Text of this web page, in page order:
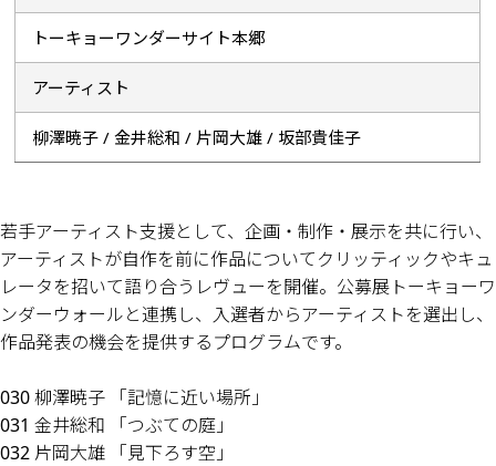
トーキョーワンダーサイト本郷
アーティスト
柳澤暁子 / 金井総和 / 片岡大雄 / 坂部貴佳子
若手アーティスト支援として、企画・制作・展示を共に行い、
アーティストが自作を前に作品についてクリッティックやキュ
レータを招いて語り合うレヴューを開催。公募展トーキョーワ
ンダーウォールと連携し、入選者からアーティストを選出し、
作品発表の機会を提供するプログラムです。
030 柳澤暁子 「記憶に近い場所」
031 金井総和 「つぶての庭」
032 片岡大雄 「見下ろす空」